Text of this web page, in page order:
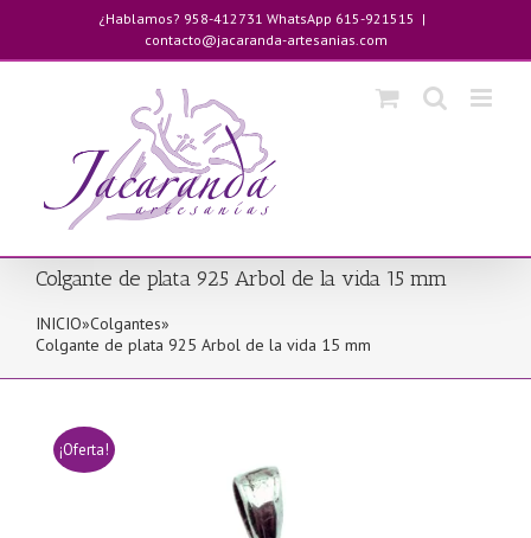
contenido
¿Hablamos? 958-412731 WhatsApp 615-921515 |
contacto@jacaranda-artesanias.com
Colgante de plata 925 Arbol de la vida 15 mm
INICIO»Colgantes»
Colgante de plata 925 Arbol de la vida 15 mm
¡Oferta!